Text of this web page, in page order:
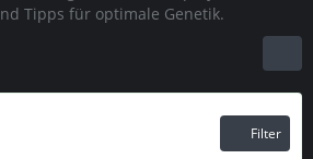
Tipps für optimale Genetik.
Filter